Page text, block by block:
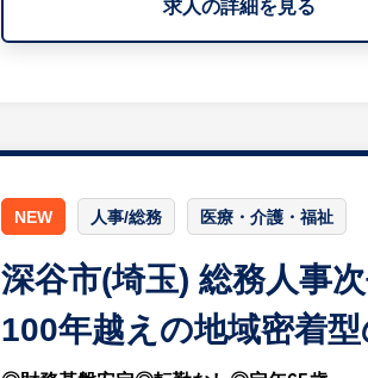
据えて長く働ける手厚い福利
・過去4年間で売上高が約20
求人の詳細を見る
NEW 人事/総務 医療・介護・福祉
深谷市(埼玉) 総務人事
100年越えの地域密着